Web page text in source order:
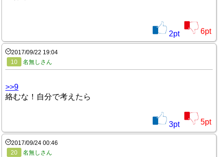
2pt 6pt
2017/09/22 19:04
10
名無しさん
>>9
絡むな！自分で考えたら
3pt 5pt
2017/09/24 00:46
20
名無しさん